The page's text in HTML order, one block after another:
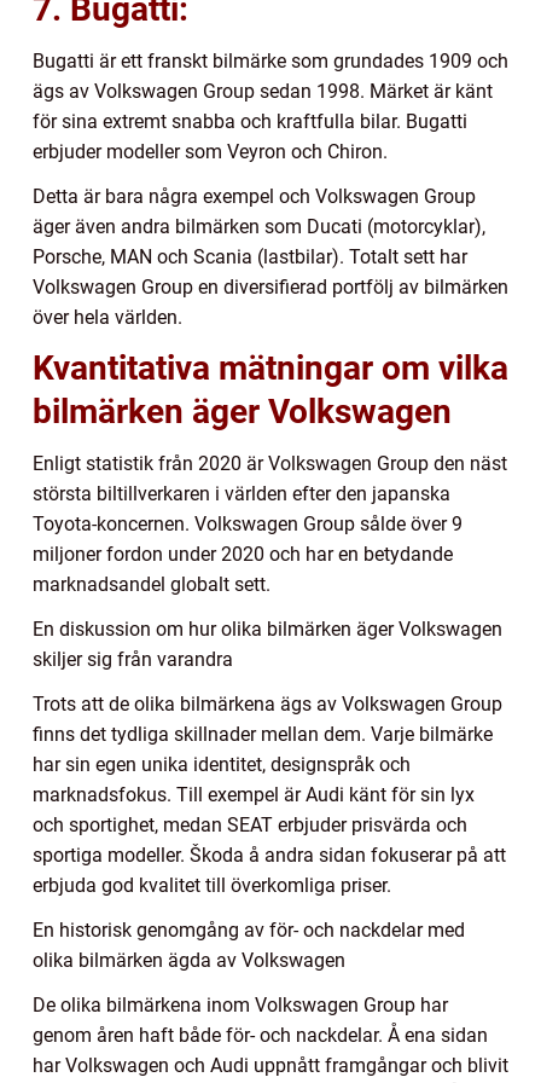
7. Bugatti:
Bugatti är ett franskt bilmärke som grundades 1909 och
ägs av Volkswagen Group sedan 1998. Märket är känt
för sina extremt snabba och kraftfulla bilar. Bugatti
erbjuder modeller som Veyron och Chiron.
Detta är bara några exempel och Volkswagen Group
äger även andra bilmärken som Ducati (motorcyklar),
Porsche, MAN och Scania (lastbilar). Totalt sett har
Volkswagen Group en diversifierad portfölj av bilmärken
över hela världen.
Kvantitativa mätningar om vilka
bilmärken äger Volkswagen
Enligt statistik från 2020 är Volkswagen Group den näst
största biltillverkaren i världen efter den japanska
Toyota-koncernen. Volkswagen Group sålde över 9
miljoner fordon under 2020 och har en betydande
marknadsandel globalt sett.
En diskussion om hur olika bilmärken äger Volkswagen
skiljer sig från varandra
Trots att de olika bilmärkena ägs av Volkswagen Group
finns det tydliga skillnader mellan dem. Varje bilmärke
har sin egen unika identitet, designspråk och
marknadsfokus. Till exempel är Audi känt för sin lyx
och sportighet, medan SEAT erbjuder prisvärda och
sportiga modeller. Škoda å andra sidan fokuserar på att
erbjuda god kvalitet till överkomliga priser.
En historisk genomgång av för- och nackdelar med
olika bilmärken ägda av Volkswagen
De olika bilmärkena inom Volkswagen Group har
genom åren haft både för- och nackdelar. Å ena sidan
har Volkswagen och Audi uppnått framgångar och blivit